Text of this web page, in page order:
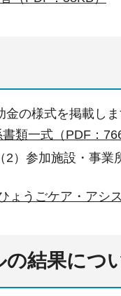
の様式を掲載しま
類一式（PDF：
2）参加施設・事
ょうごケア・アシ
結果につ